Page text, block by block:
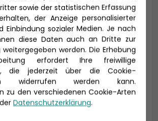
Nachname *
sowie der statistischen Erfassung
der Anzeige personalisierter
Einbindung sozialer Medien. Je nach
diese Daten auch an Dritte zur
werden. Die Erhebung
erfordert Ihre freiwillige
die jederzeit über die Cookie-
widerrufen werden kann.
zu den verschiedenen Cookie-Arten
Datenschutzerklärung.